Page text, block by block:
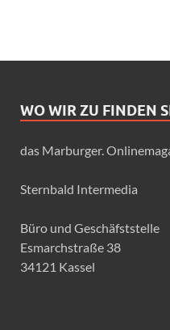
WO WIR ZU FINDEN
das Marburger.
Sternbald Intermedia
Büro und Geschäfststelle
Esmarchstraße 38
34121 Kassel